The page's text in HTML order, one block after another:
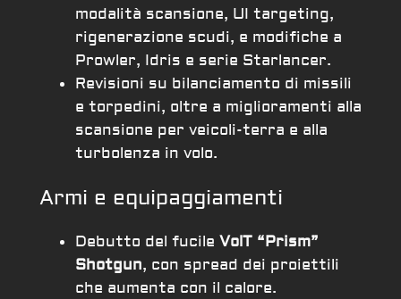
modalità scansione, UI targeting,
rigenerazione scudi, e modifiche a
Prowler, Idris e serie Starlancer.
Revisioni su bilanciamento di missili
e torpedini, oltre a miglioramenti alla
scansione per veicoli-terra e alla
turbolenza in volo.
Armi e equipaggiamenti
Debutto del fucile VolT “Prism”
Shotgun, con spread dei proiettili
che aumenta con il calore.